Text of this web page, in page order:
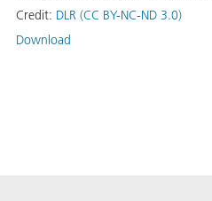
Credit: DLR (CC BY-NC-ND 3.0)
Download